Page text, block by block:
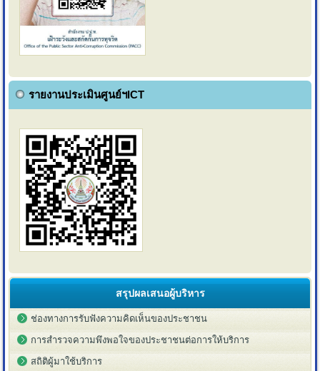
รายงานประเมินศูนย์ฯICT
สรุปผลเสนอผู้บริหาร
ช่องทางการรับฟังความคิดเห็นของประชาชน
การสำรวจความพึงพอใจของประชาชนต่อการให้บริการ
สถิติผู้มาใช้บริการ